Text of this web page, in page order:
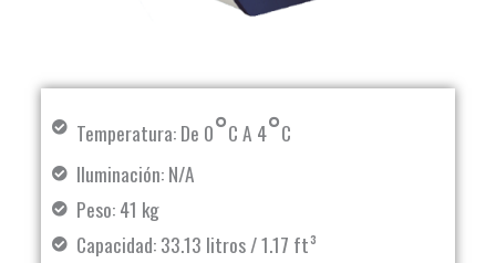
Temperatura: De 0°C A 4°C
Iluminación: N/A
Peso: 41 kg
Capacidad: 33.13 litros / 1.17 ft³